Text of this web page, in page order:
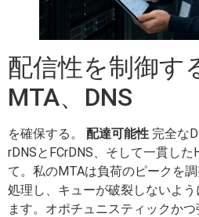
配信性を制御す
MTA、DNS
を確保する。 配達可能性 完全な
rDNSとFCrDNS、そして一貫した
て。私のMTAは負荷のピークを
処理し、キューが破裂しないよ
ます。オポチュニスティックか